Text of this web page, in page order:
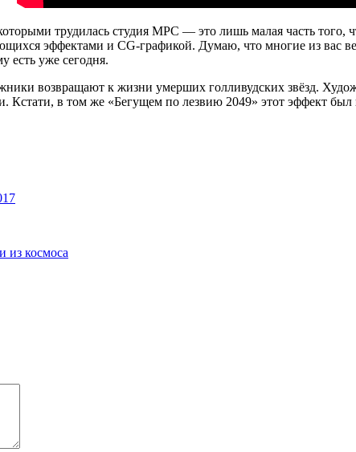
трудилась студия MPC — это лишь малая часть того,
эффектами и CG-графикой. Думаю, что многие из вас
есть уже сегодня.
возвращают к жизни умерших голливудских звёзд.
Кстати, в том же «Бегущем по лезвию 2049» этот эффект
из космоса